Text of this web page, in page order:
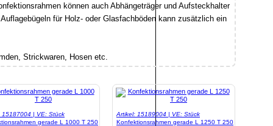
können auch Abhängeträger und Aufsteckhalter
für Holz- oder Glasfachböden kann zusätzlich ein
Strickwaren, Hosen etc.
15187004 | VE: Stück
gerade L 1000 T 250
Artikel: 15189004 | VE: Stück
Konfektionsrahmen gerade L 1250 T 250